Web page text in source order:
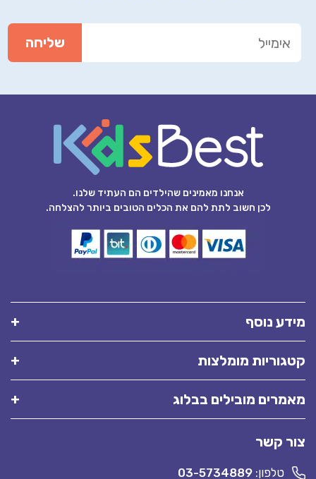
אנחנו מאמינים שהילדים הם העתיד שלנו.
לכן חשוב לתת להם את הכלים הטובים ביותר להצלחה.
מידע נוסף
קטגוריות מומלצות
מאמרים מובילים בבלוג
צור קשר
טלפון: 03-5734889